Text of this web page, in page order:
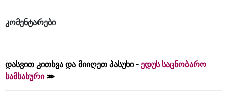
კომენტარები
დასვით კითხვა და მიიღეთ პასუხი - ედუს საცნობარო
სამსახური